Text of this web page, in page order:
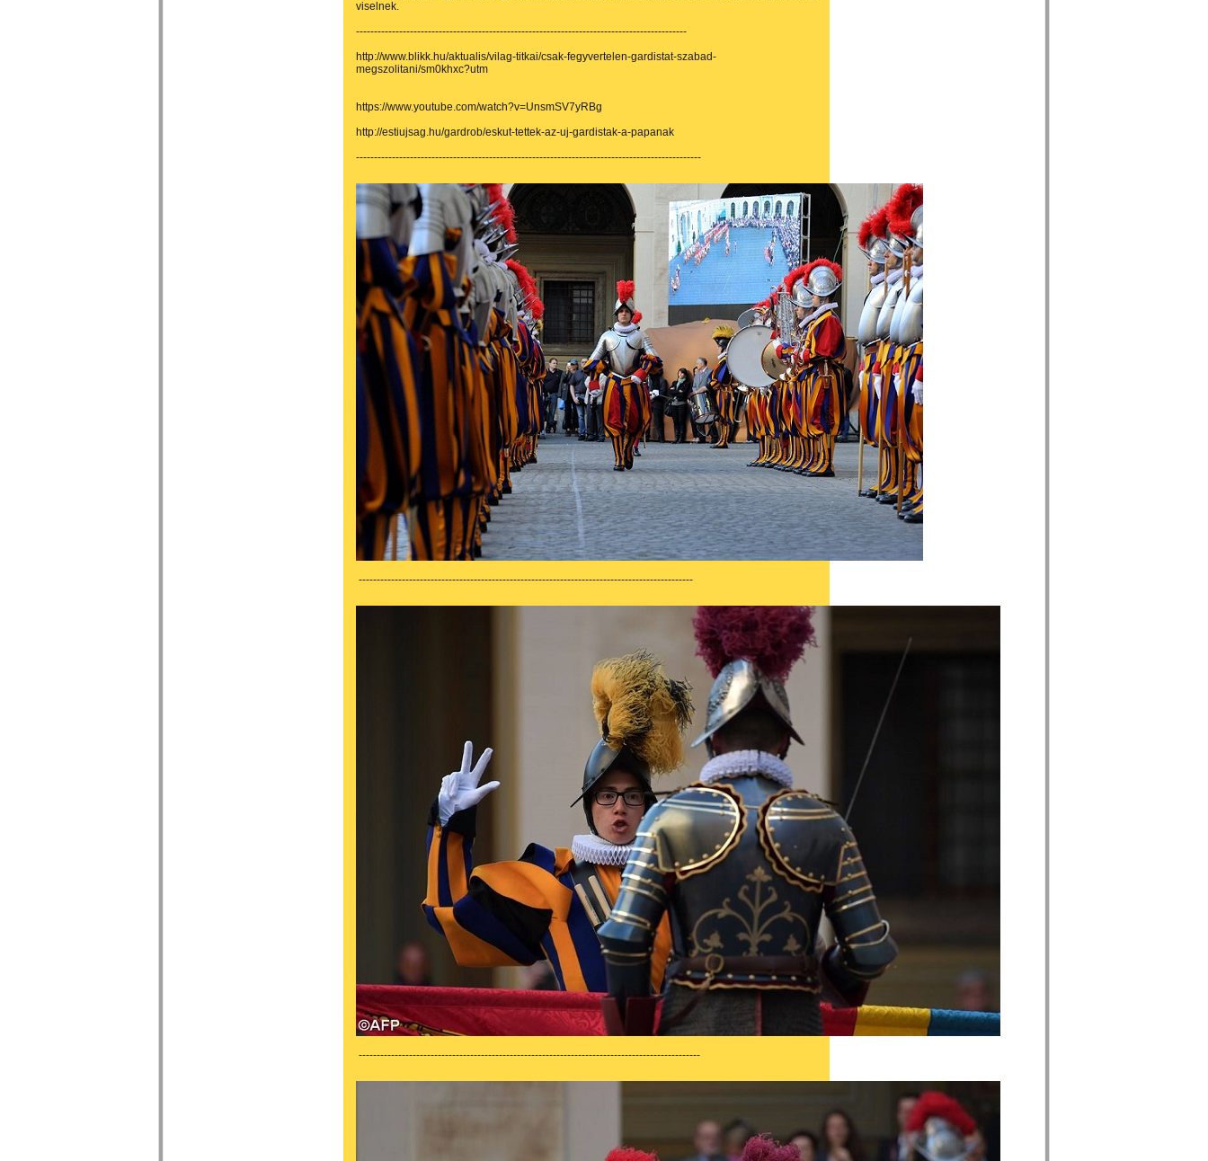
viselnek.
--------------------------------------------------------------------------------------------
http://www.blikk.hu/aktualis/vilag-titkai/csak-fegyvertelen-gardistat-szabad-
megszolitani/sm0khxc?utm
https://www.youtube.com/watch?v=UnsmSV7yRBg
http://estiujsag.hu/gardrob/eskut-tettek-az-uj-gardistak-a-papanak
------------------------------------------------------------------------------------------------
---------------------------------------------------------------------------------------------
-----------------------------------------------------------------------------------------------